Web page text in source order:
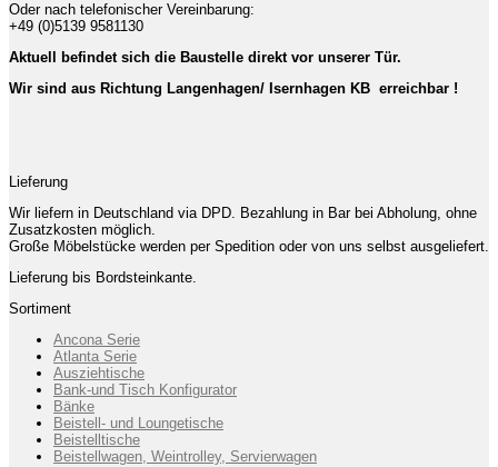
Oder nach telefonischer Vereinbarung:
+49 (0)5139 9581130
Aktuell befindet sich die Baustelle direkt vor unserer Tür.
Wir sind aus Richtung Langenhagen/ Isernhagen KB erreichbar !
Lieferung
Wir liefern in Deutschland via DPD. Bezahlung in Bar bei Abholung, ohne
Zusatzkosten möglich.
Große Möbelstücke werden per Spedition oder von uns selbst ausgeliefert.
Lieferung bis Bordsteinkante.
Sortiment
Ancona Serie
Atlanta Serie
Ausziehtische
Bank-und Tisch Konfigurator
Bänke
Beistell- und Loungetische
Beistelltische
Beistellwagen, Weintrolley, Servierwagen